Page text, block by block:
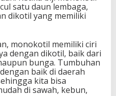
satu daun lembaga,
dikotil yang memiliki
monokotil memiliki ciri
dengan dikotil, baik dari
bunga. Tumbuhan
baik di daerah
kita bisa
di sawah, kebun,